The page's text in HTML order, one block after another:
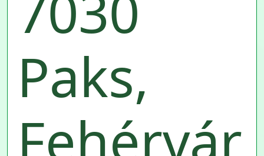
Paks,
Fehérvár